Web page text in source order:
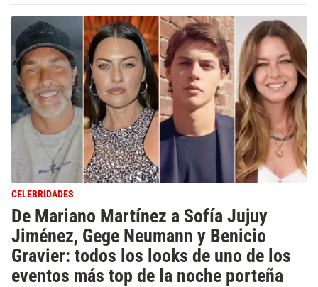
CELEBRIDADES
De Mariano Martínez a Sofía Jujuy
Jiménez, Gege Neumann y Benicio
Gravier: todos los looks de uno de los
eventos más top de la noche porteña